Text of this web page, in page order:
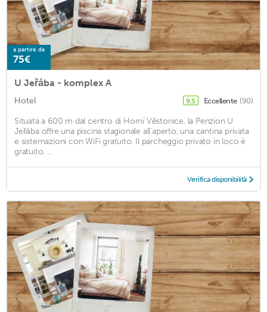
a partire da
75€
U Jeřába - komplex A
Hotel 9,5 Eccellente (90)
Situata a 600 m dal centro di Horní Věstonice, la Penzion U
Jeřába offre una piscina stagionale all'aperto, una cantina privata
e sistemazioni con WiFi gratuito. Il parcheggio privato in loco è
gratuito. ...
Verifica disponibilità